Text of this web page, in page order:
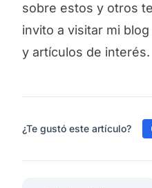
sobre estos y otros
invito a visitar mi
y artículos de interés.
¿Te gustó este artículo?